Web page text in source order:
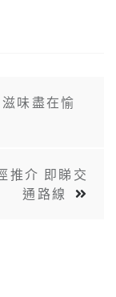
味盡在愉
推介 即睇交
通路線